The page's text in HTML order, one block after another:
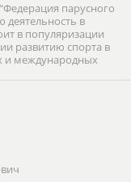
парусного
деятельность в
в популяризации
развитию спорта в
и международных